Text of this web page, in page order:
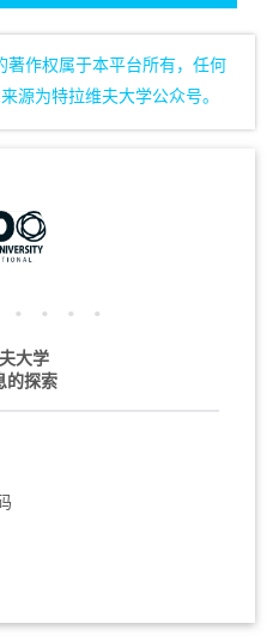
著作权属于本平台所有，任何
源为特拉维夫大学公众号。
大学
的探索